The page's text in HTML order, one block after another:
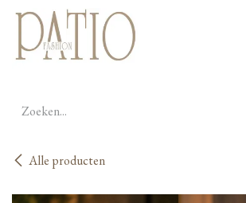
Overslaan naar inhoud
Alle producten